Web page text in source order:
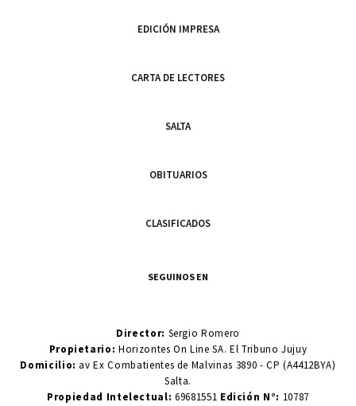
EDICIÓN IMPRESA
CARTA DE LECTORES
SALTA
OBITUARIOS
CLASIFICADOS
SEGUINOS EN
Director: Sergio Romero
Propietario:Horizontes On Line SA. El Tribuno Jujuy
Domicilio: av Ex Combatientes de Malvinas 3890 - CP (A4412BYA)
Salta.
Propiedad Intelectual: 69681551 Edición N°: 10787